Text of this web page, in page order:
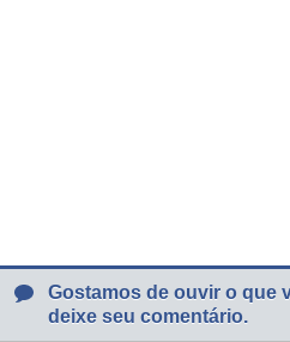
Gostamos de ouvir o que
deixe seu comentário.